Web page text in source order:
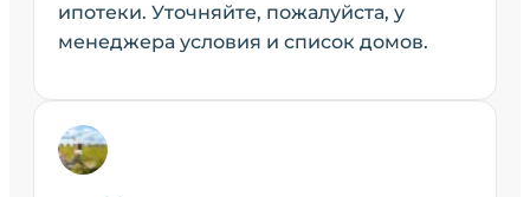
ипотеки. Уточняйте, пожалуйста, у
менеджера условия и список домов.